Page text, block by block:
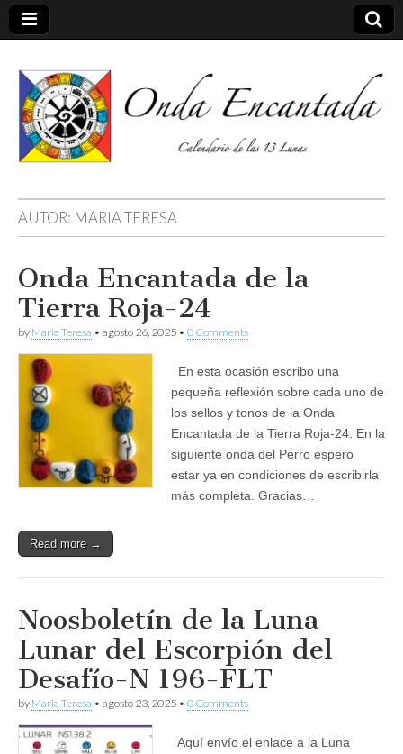
Onda
encantada
AUTOR: MARIA TERESA
Onda Encantada de la
Tierra Roja-24
by Maria Teresa • agosto 26, 2025 • 0 Comments
En esta ocasión escribo una
pequeña reflexión sobre cada uno de
los sellos y tonos de la Onda
Encantada de la Tierra Roja-24. En la
siguiente onda del Perro espero
estar ya en condiciones de escribirla
más completa. Gracias…
Read more →
Noosboletín de la Luna
Lunar del Escorpión del
Desafío-N 196-FLT
by Maria Teresa • agosto 23, 2025 • 0 Comments
Aquí envío el enlace a la Luna